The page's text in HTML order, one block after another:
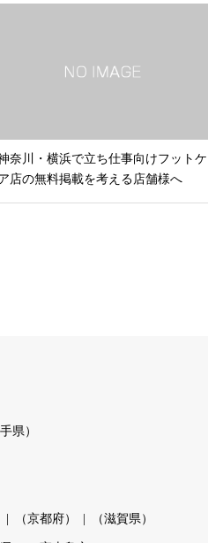
奈川・横浜で立ち仕事向けフットケ
店の無料掲載を考える店舗様へ
県）
（京都府） （滋賀県）